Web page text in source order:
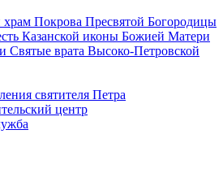
Покрова Пресвятой Богородицы
Казанской иконы Божией Матери
Святые врата Высоко-Петровской
святителя Петра
центр